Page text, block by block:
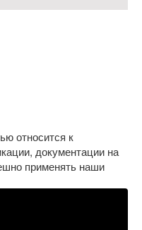
относится к
документации на
применять наши